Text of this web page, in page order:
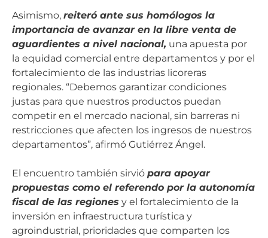
Asimismo, reiteró ante sus homólogos la
importancia de avanzar en la libre venta de
aguardientes a nivel nacional, una apuesta por
la equidad comercial entre departamentos y por el
fortalecimiento de las industrias licoreras
regionales. “Debemos garantizar condiciones
justas para que nuestros productos puedan
competir en el mercado nacional, sin barreras ni
restricciones que afecten los ingresos de nuestros
departamentos”, afirmó Gutiérrez Ángel.
El encuentro también sirvió para apoyar
propuestas como el referendo por la autonomía
fiscal de las regiones y el fortalecimiento de la
inversión en infraestructura turística y
agroindustrial, prioridades que comparten los